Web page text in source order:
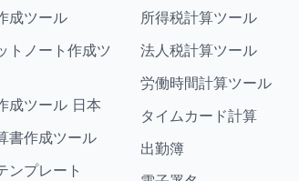
成ツール
トノート作成ツ
成ツール 日本
書作成ツール
ンプレート
所得税計算ツール
法人税計算ツール
労働時間計算ツール
タイムカード計算
出勤簿